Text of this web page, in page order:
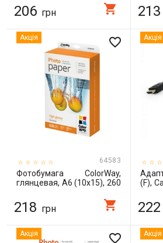
206 грн shopping_cart
с 2-
213
favorite_border
Акція
64583
Фотобумага ColorWay,
глянцевая, A6 (10х15), 260
218 грн shopping_cart
Акція
(F),
222
favorite_border
Акція Акція